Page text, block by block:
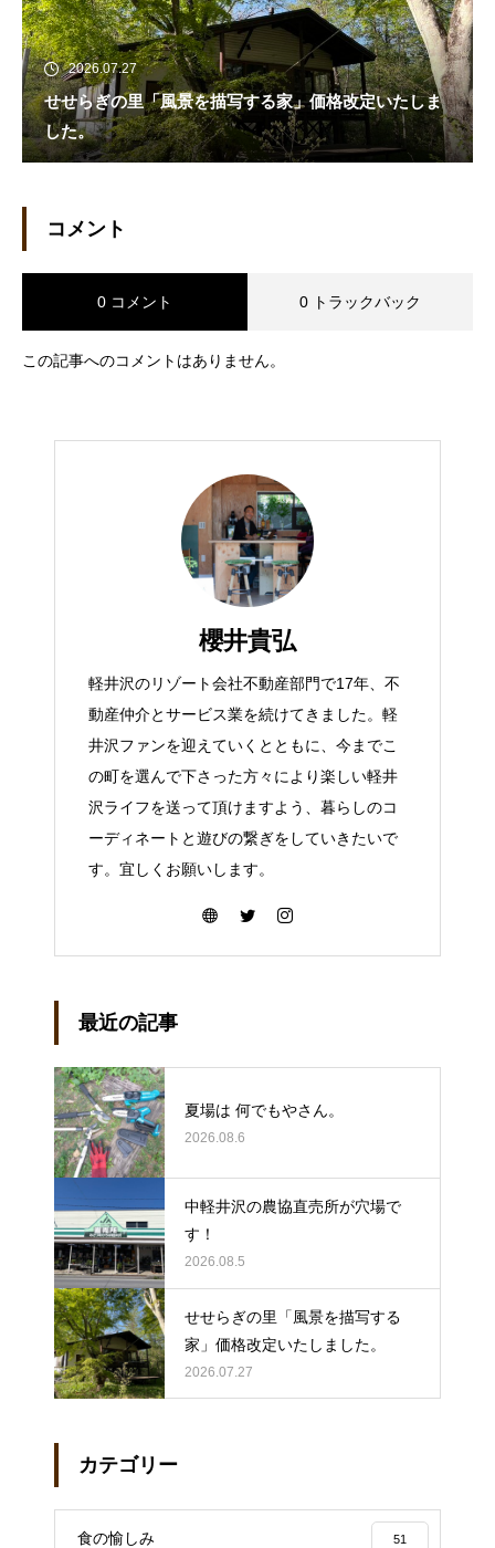
2026.07.27
せせらぎの里「風景を描写する家」価格改定いたしま
した。
コメント
0 コメント 0 トラックバック
この記事へのコメントはありません。
櫻井貴弘
軽井沢のリゾート会社不動産部門で17年、不
動産仲介とサービス業を続けてきました。軽
井沢ファンを迎えていくとともに、今までこ
の町を選んで下さった方々により楽しい軽井
沢ライフを送って頂けますよう、暮らしのコ
ーディネートと遊びの繋ぎをしていきたいで
す。宜しくお願いします。
最近の記事
夏場は 何でもやさん。
2026.08.6
中軽井沢の農協直売所が穴場で
す！
2026.08.5
せせらぎの里「風景を描写する
家」価格改定いたしました。
2026.07.27
カテゴリー
食の愉しみ 51